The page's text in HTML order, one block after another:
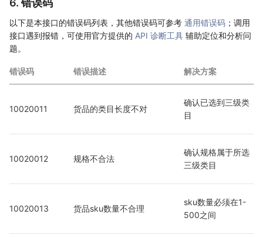
以下是本接口的错误码列表，其他错误码可参考 通用错误码 ；调用
接口遇到报错，可使用官方提供的 API 诊断工具 辅助定位和分析问
题。
错误码 错误描述 解决方案
10020011 货品的类目长度不对
确认已选到三级类
目
10020012 规格不合法
确认规格属于所选
三级类目
10020013 货品sku数量不合理
sku数量必须在1-
500之间